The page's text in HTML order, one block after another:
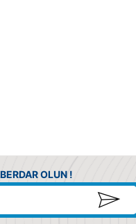
OLUN !